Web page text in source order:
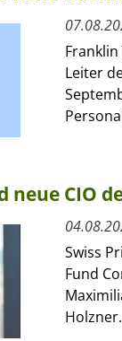
Leiter
CIO
Swiss
Fund